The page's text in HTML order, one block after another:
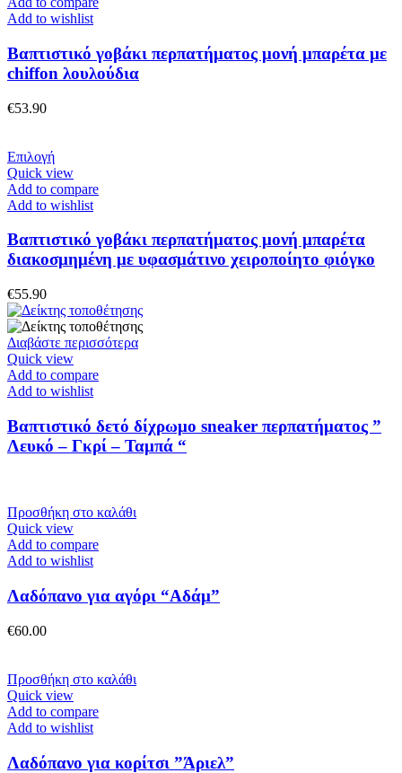
προϊόντος
έχει
παραλλαγές.
Οι
επιλογές
σελίδα
του
προϊόντος
Add to wishlist
Βαπτιστικό γοβάκι περπατήματος μονή μπαρέτα με
chiffon λουλούδια
€53.90
ΕπιλογήΑυτό
το
προϊόν
έχει
παραλλαγές.
Οι
επιλογές
επιλεγούν
στη
σελίδα
του
προϊόντος
Quick view
Add to compare
Add to wishlist
Βαπτιστικό γοβάκι περπατήματος μονή μπαρέτα
διακοσμημένη με υφασμάτινο χειροποίητο φιόγκο
€55.90
Διαβάστε περισσότερα
Quick view
Add to compare
Add to wishlist
Βαπτιστικό δετό δίχρωμο sneaker περπατήματος ”
Λευκό – Γκρί – Ταμπά “
Προσθήκη στο καλάθι
Quick view
Add to compare
Add to wishlist
Λαδόπανο για αγόρι “Αδάμ”
€60.00
Προσθήκη στο καλάθι
Quick view
Add to compare
Add to wishlist
Λαδόπανο για κορίτσι ”Άριελ”